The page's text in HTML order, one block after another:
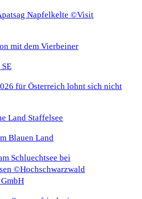
mit dem Vierbeiner
für Österreich lohnt sich nicht
Blauen Land